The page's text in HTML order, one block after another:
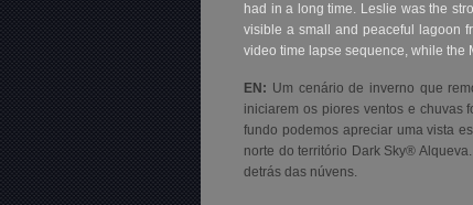
had in a long time. Leslie was the
visible a small and peaceful lagoon
video time lapse sequence, while the
EN: Um cenário de inverno que
iniciarem os piores ventos e chuvas
fundo podemos apreciar uma vista
norte do território Dark Sky® Alqueva
detrás das núvens.